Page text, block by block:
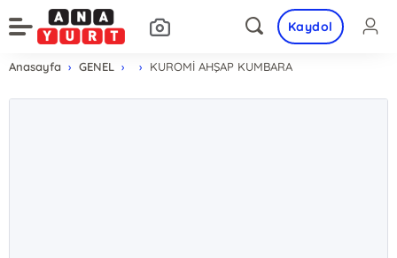
Kaydol
Anasayfa GENEL KUROMİ AHŞAP KUMBARA